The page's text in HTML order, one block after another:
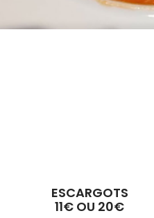
ESCARGOTS
11€ OU 20€